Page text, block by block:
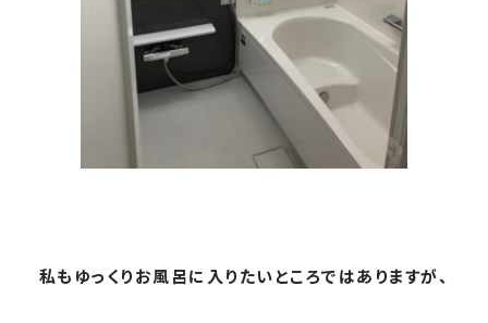
私もゆっくりお風呂に入りたいところではありますが、